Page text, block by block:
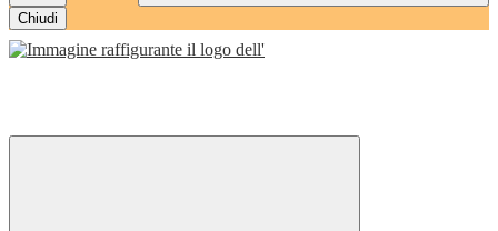
Chiudi